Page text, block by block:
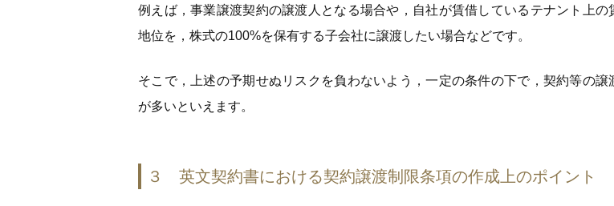
例えば，事業譲渡契約の譲渡人となる場合や，自社が賃借しているテナント上の
地位を，株式の100%を保有する子会社に譲渡したい場合などです。
そこで，上述の予期せぬリスクを負わないよう，一定の条件の下で，契約等の譲
が多いといえます。
３ 英文契約書における契約譲渡制限条項の作成上のポイント